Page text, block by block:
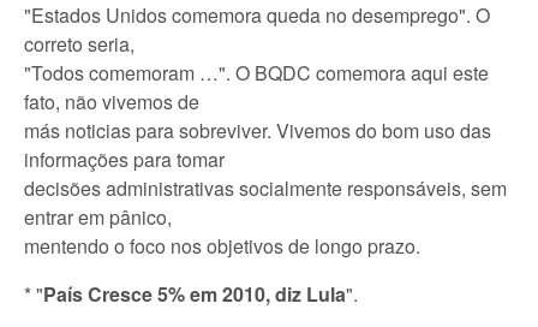
"Estados Unidos comemora queda no desemprego". O
correto seria,
"Todos comemoram …". O BQDC comemora aqui este
fato, não vivemos de
más noticias para sobreviver. Vivemos do bom uso das
informações para tomar
decisões administrativas socialmente responsáveis, sem
entrar em pânico,
mentendo o foco nos objetivos de longo prazo.
* "País Cresce 5% em 2010, diz Lula".